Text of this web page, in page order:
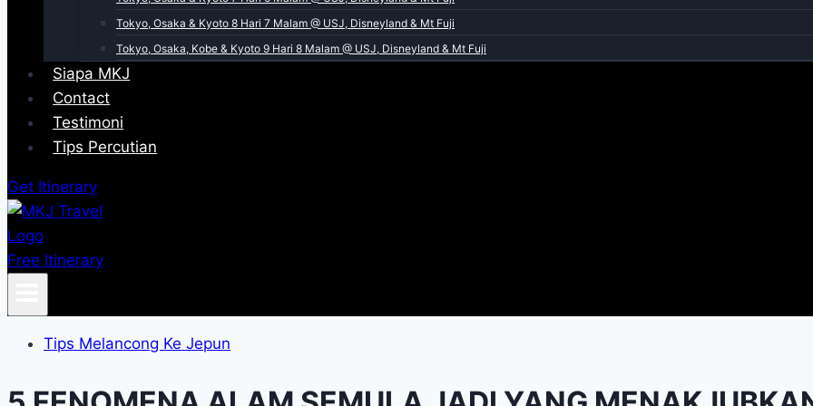
Tokyo, Osaka & Kyoto 8 Hari 7 Malam @ USJ, Disneyland & Mt Fuji
Tokyo, Osaka, Kobe & Kyoto 9 Hari 8 Malam @ USJ, Disneyland & Mt Fuji
Siapa MKJ
Contact
Testimoni
Tips Percutian
Get Itinerary
Free Itinerary
Tips Melancong Ke Jepun